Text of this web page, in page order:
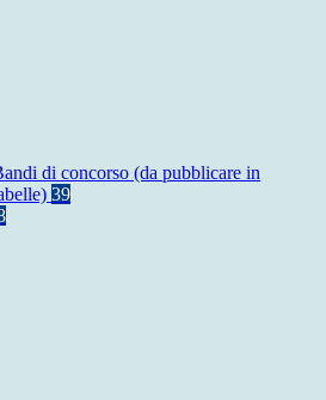
di concorso (da pubblicare in
39